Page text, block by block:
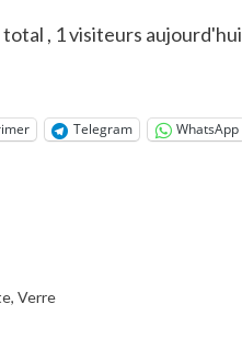
total , 1 visiteurs aujourd'hui
Telegram WhatsApp
, Verre